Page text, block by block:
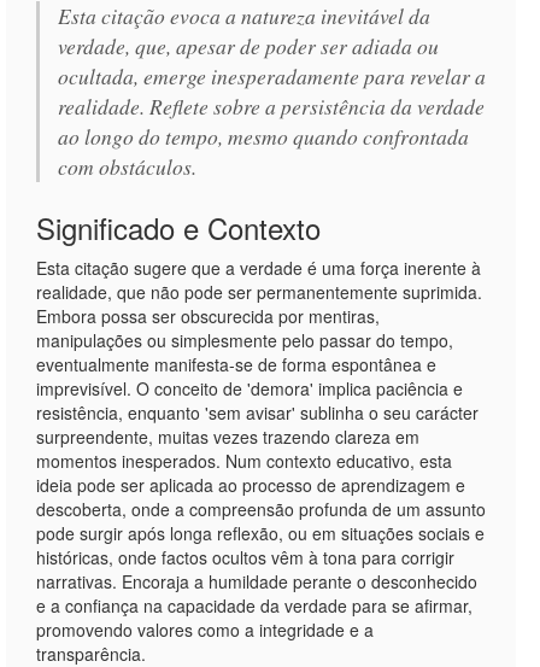
Esta citação evoca a natureza inevitável da
verdade, que, apesar de poder ser adiada ou
ocultada, emerge inesperadamente para revelar a
realidade. Reflete sobre a persistência da verdade
ao longo do tempo, mesmo quando confrontada
com obstáculos.
Significado e Contexto
Esta citação sugere que a verdade é uma força inerente à
realidade, que não pode ser permanentemente suprimida.
Embora possa ser obscurecida por mentiras,
manipulações ou simplesmente pelo passar do tempo,
eventualmente manifesta-se de forma espontânea e
imprevisível. O conceito de 'demora' implica paciência e
resistência, enquanto 'sem avisar' sublinha o seu carácter
surpreendente, muitas vezes trazendo clareza em
momentos inesperados. Num contexto educativo, esta
ideia pode ser aplicada ao processo de aprendizagem e
descoberta, onde a compreensão profunda de um assunto
pode surgir após longa reflexão, ou em situações sociais e
históricas, onde factos ocultos vêm à tona para corrigir
narrativas. Encoraja a humildade perante o desconhecido
e a confiança na capacidade da verdade para se afirmar,
promovendo valores como a integridade e a
transparência.